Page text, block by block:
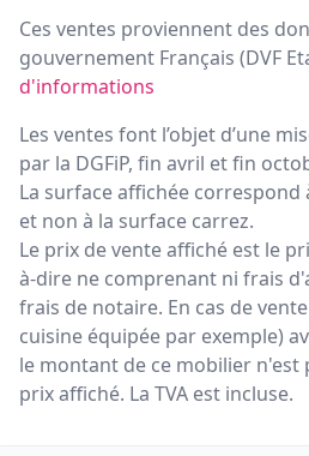
Ces ventes proviennent des
gouvernement Français (DVF
d'informations
Les ventes font l’objet d’une
par la DGFiP, fin avril et fin
La surface affichée correspond
et non à la surface carrez.
Le prix de vente affiché est le
à-dire ne comprenant ni frais
frais de notaire. En cas de
cuisine équipée par exemple)
le montant de ce mobilier n'est
prix affiché. La TVA est incluse.